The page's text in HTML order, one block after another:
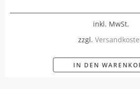
inkl. MwSt.
zzgl.
IN DEN